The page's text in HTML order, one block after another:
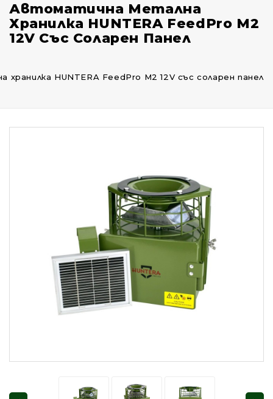
Автоматична Метална
Хранилка HUNTERA FeedPro M2
12V Със Соларен Панел
HUNTERA FeedPro M2 12V със соларен панел